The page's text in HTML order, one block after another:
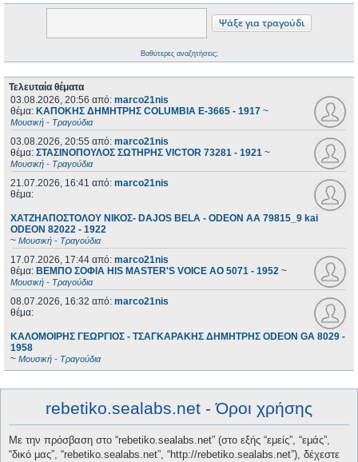
Βαθύτερες αναζητήσεις;
Τελευταία θέματα
03.08.2026, 20:56 από: marco21nis
θέμα: ΚΑΠΟΚΗΣ ΔΗΜΗΤΡΗΣ COLUMBIA E-3665 - 1917 ~
Μουσική - Τραγούδια
03.08.2026, 20:55 από: marco21nis
θέμα: ΣΤΑΣΙΝΟΠΟΥΛΟΣ ΣΩΤΗΡΗΣ VICTOR 73281 - 1921 ~
Μουσική - Τραγούδια
21.07.2026, 16:41 από: marco21nis
θέμα:
ΧΑΤΖΗΑΠΟΣΤΟΛΟΥ ΝΙΚΟΣ- DAJOS BELA - ODEON AA 79815_9 kai
ODEON 82022 - 1922
~ Μουσική - Τραγούδια
17.07.2026, 17:44 από: marco21nis
θέμα: ΒΕΜΠΟ ΣΟΦΙΑ HIS MASTER'S VOICE AO 5071 - 1952 ~
Μουσική - Τραγούδια
08.07.2026, 16:32 από: marco21nis
θέμα:
ΚΑΛΟΜΟΙΡΗΣ ΓΕΩΡΓΙΟΣ - ΤΣΑΓΚΑΡΑΚΗΣ ΔΗΜΗΤΡΗΣ ODEON GA 8029 -
1958
~ Μουσική - Τραγούδια
rebetiko.sealabs.net - Όροι χρήσης
Με την πρόσβαση στο “rebetiko.sealabs.net” (στο εξής “εμείς”, “εμάς”,
“δικό μας”, “rebetiko.sealabs.net”, “http://rebetiko.sealabs.net”), δέχεστε